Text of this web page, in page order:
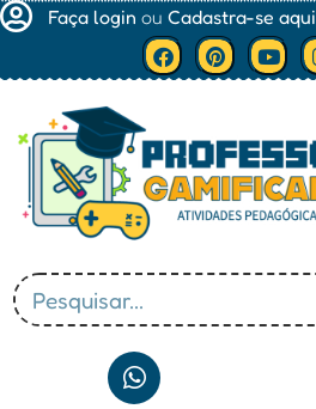
Faça login ou Cadastra-se aqui